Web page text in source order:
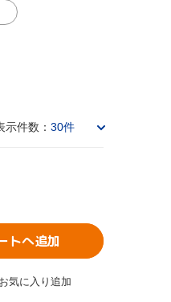
示件数： 30件
トへ追加
お気に入り追加